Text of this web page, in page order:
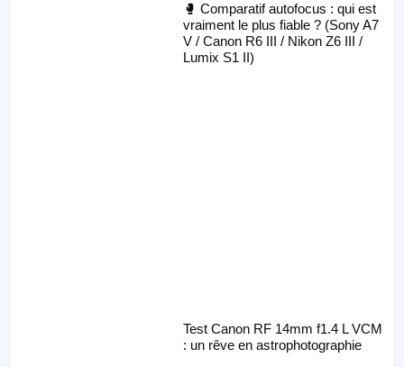
🥊 Comparatif autofocus : qui est
vraiment le plus fiable ? (Sony A7
V / Canon R6 III / Nikon Z6 III /
Lumix S1 II)
Test Canon RF 14mm f1.4 L VCM
: un rêve en astrophotographie